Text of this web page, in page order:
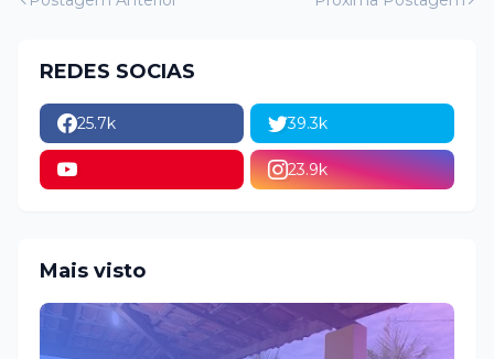
REDES SOCIAS
25.7k 39.3k
23.9k
Mais visto